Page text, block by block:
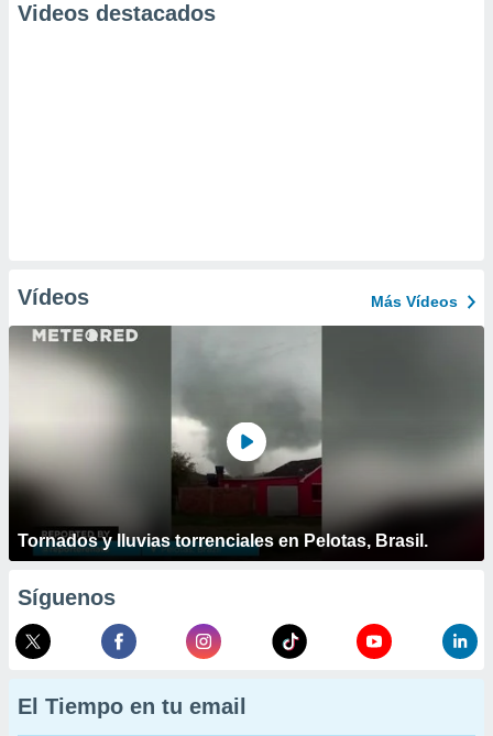
Videos destacados
Vídeos Más Vídeos
Tornados y lluvias torrenciales en Pelotas, Brasil.
Síguenos
El Tiempo en tu email